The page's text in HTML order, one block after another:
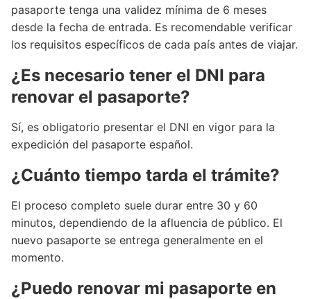
pasaporte tenga una validez mínima de 6 meses
desde la fecha de entrada. Es recomendable verificar
los requisitos específicos de cada país antes de viajar.
¿Es necesario tener el DNI para
renovar el pasaporte?
Sí, es obligatorio presentar el DNI en vigor para la
expedición del pasaporte español.
¿Cuánto tiempo tarda el trámite?
El proceso completo suele durar entre 30 y 60
minutos, dependiendo de la afluencia de público. El
nuevo pasaporte se entrega generalmente en el
momento.
¿Puedo renovar mi pasaporte en